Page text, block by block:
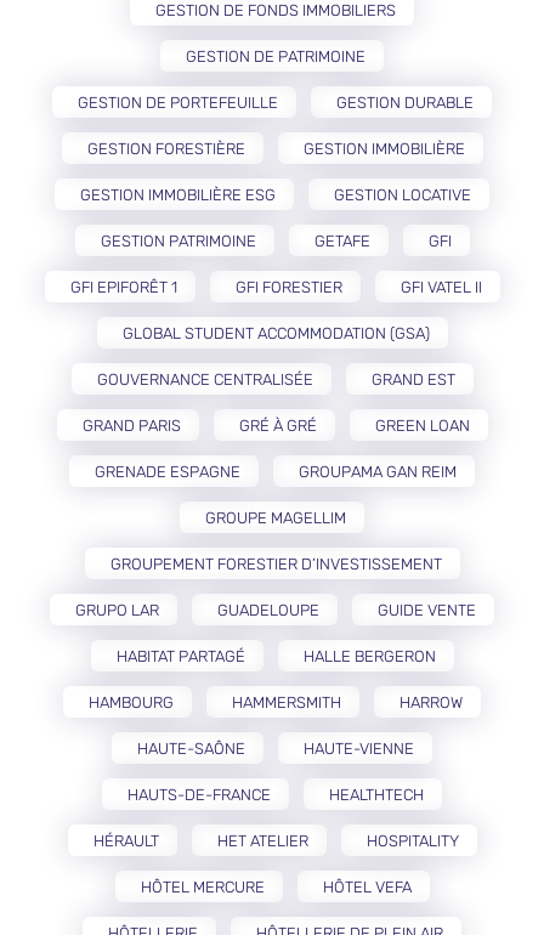
GESTION DE FONDS IMMOBILIERS
GESTION DE PATRIMOINE
GESTION DE PORTEFEUILLE GESTION DURABLE
GESTION FORESTIÈRE GESTION IMMOBILIÈRE
GESTION IMMOBILIÈRE ESG GESTION LOCATIVE
GESTION PATRIMOINE GETAFE GFI
GFI EPIFORÊT 1 GFI FORESTIER GFI VATEL II
GLOBAL STUDENT ACCOMMODATION (GSA)
GOUVERNANCE CENTRALISÉE GRAND EST
GRAND PARIS GRÉ À GRÉ GREEN LOAN
GRENADE ESPAGNE GROUPAMA GAN REIM
GROUPE MAGELLIM
GROUPEMENT FORESTIER D’INVESTISSEMENT
GRUPO LAR GUADELOUPE GUIDE VENTE
HABITAT PARTAGÉ HALLE BERGERON
HAMBOURG HAMMERSMITH HARROW
HAUTE-SAÔNE HAUTE-VIENNE
HAUTS-DE-FRANCE HEALTHTECH
HÉRAULT HET ATELIER HOSPITALITY
HÔTEL MERCURE HÔTEL VEFA